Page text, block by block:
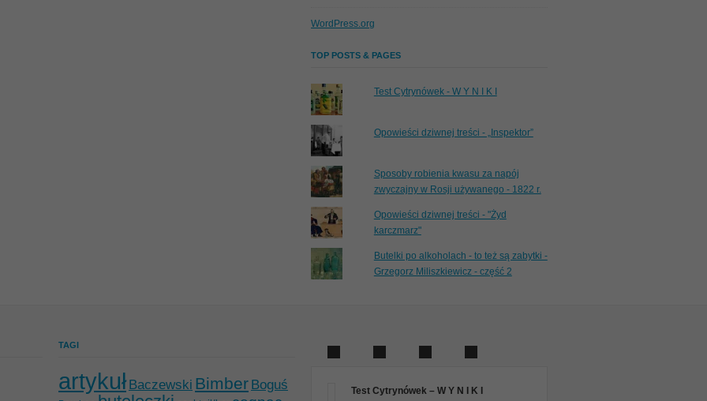
WordPress.org
TOP POSTS & PAGES
Test Cytrynówek - W Y N I K I
Opowieści dziwnej treści - „Inspektor”
Sposoby robienia kwasu za napój
zwyczajny w Rosji używanego - 1822 r.
Opowieści dziwnej treści - "Żyd
karczmarz"
Butelki po alkoholach - to też są zabytki -
Grzegorz Miliszkiewicz - część 2
TAGI
artykuł Baczewski Bimber Boguś Test Cytrynówek – W Y N I K I